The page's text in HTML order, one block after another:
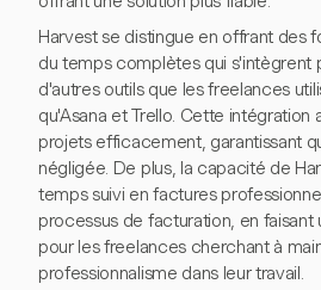
Harvest se distingue en offrant des
du temps complètes qui s'intègrent
d'autres outils que les freelances
qu'Asana et Trello. Cette intégration
projets efficacement, garantissant
négligée. De plus, la capacité de
temps suivi en factures
processus de facturation, en faisant
pour les freelances cherchant à
professionnalisme dans leur travail.